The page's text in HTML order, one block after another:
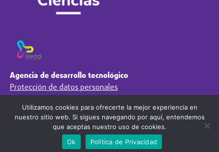
Agencia de desarrollo tecnológico
Protección de datos personales
Régimen Tributario
Síguenos en
Utilizamos cookies para ofrecerte la mejor experiencia en
nuestro sitio web. Si sigues navegando por aquí, entendemos
que aceptas nuestro uso de cookies.
Ok
Política de Privacidad